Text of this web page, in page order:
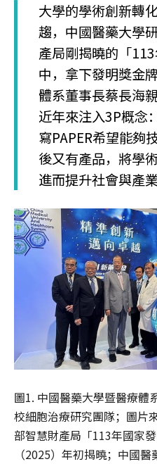
大學的學術創新轉
趨，中國醫藥大學
產局剛揭曉的「113
中，拿下發明獎金
體系董事長蔡長海
近年來注入3P概念
寫PAPER希望能夠
後又有產品，將學
進而提升社會與
圖1. 中國醫藥大學暨醫療體
校細胞治療研究團隊；圖片
部智慧財產局「113年國家
（2025）年初揭曉；中國